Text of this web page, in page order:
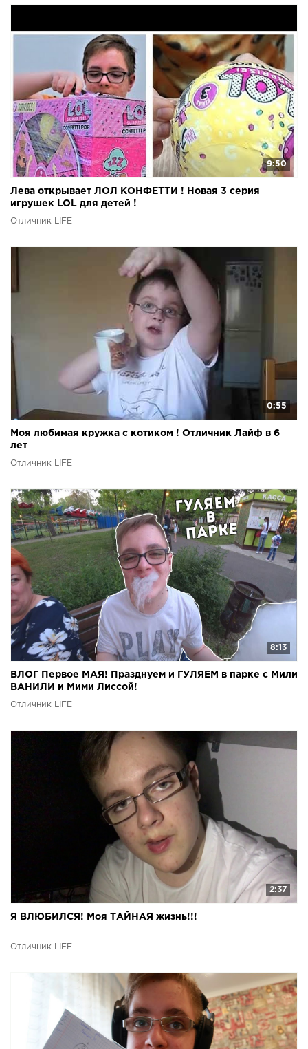
9:50
Лева открывает ЛОЛ КОНФЕТТИ ! Новая 3 серия
игрушек LOL для детей !
Отличник LIFE
0:55
Моя любимая кружка с котиком ! Отличник Лайф в 6
лет
Отличник LIFE
8:13
ВЛОГ Первое МАЯ! Празднуем и ГУЛЯЕМ в парке с Мили
ВАНИЛИ и Мими Лиссой!
Отличник LIFE
2:37
Я ВЛЮБИЛСЯ! Моя ТАЙНАЯ жизнь!!!
Отличник LIFE